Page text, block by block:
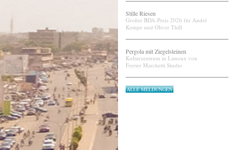
Stille Riesen
Großer BDA-Preis 2026 für André
Kempe und Oliver Thill
Pergola mit Ziegelsteinen
Kulturzentrum in Limoux von
Ferrier Marchetti Studio
ALLE MELDUNGEN